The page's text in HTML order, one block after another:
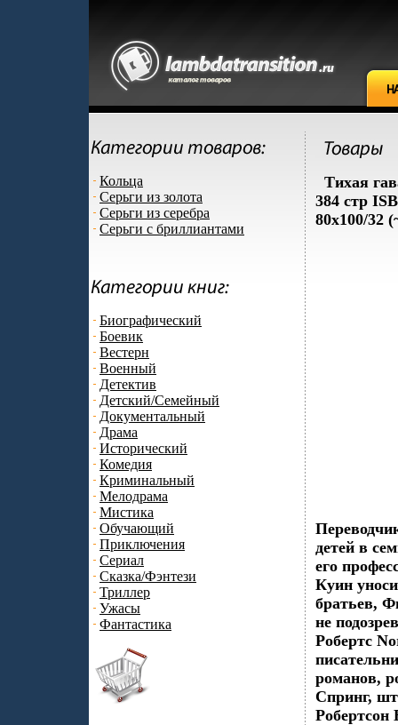
Кольца
Серьги из золота
Серьги из серебра
Серьги с бриллиантами
Биографический
Боевик
Вестерн
Военный
Детектив
Детский/Семейный
Документальный
Драма
Исторический
Комедия
Криминальный
Мелодрама
Мистика
Обучающий
Приключения
Сериал
Сказка/Фэнтези
Триллер
Ужасы
Фантастика
Тихая
384 стр
80x100/32
детей в
его
Куин
братьев,
не
Робертс
романов,
Спринг,
Робертсон